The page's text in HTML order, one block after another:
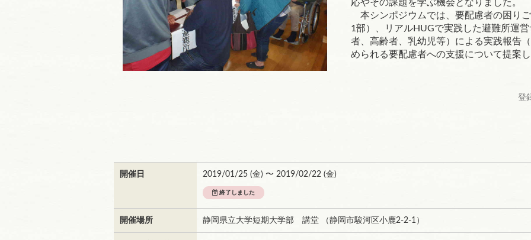
応やその課題を学ぶ機会となりました。
本シンポジウムでは、要配慮者の困り
1部）、リアルHUGで実践した避難所運
者、高齢者、乳幼児等）による実践報告
められる要配慮者への支援について提案
登
開催日 2019/01/25 (金) 〜 2019/02/22 (金)
終了しました
開催場所 静岡県立大学短期大学部 講堂 （静岡市駿河区小鹿2-2-1）